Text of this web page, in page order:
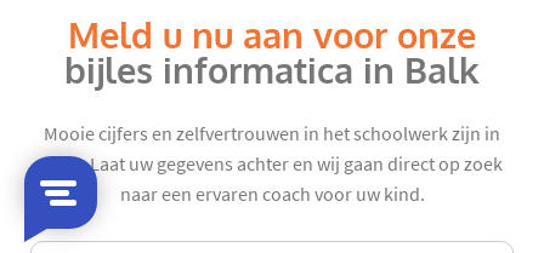
Meld u nu aan voor onze
bijles informatica in Balk
Mooie cijfers en zelfvertrouwen in het schoolwerk zijn in
zicht. Laat uw gegevens achter en wij gaan direct op zoek
naar een ervaren coach voor uw kind.